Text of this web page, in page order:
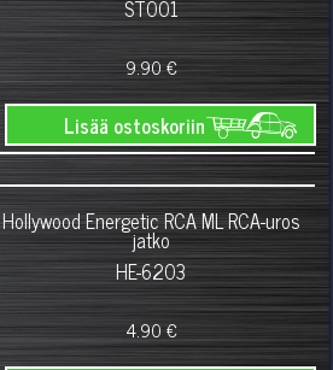
ST001
9.90 €
Lisää ostoskoriin
Hollywood Energetic RCA ML RCA-uros
jatko
HE-6203
4.90 €